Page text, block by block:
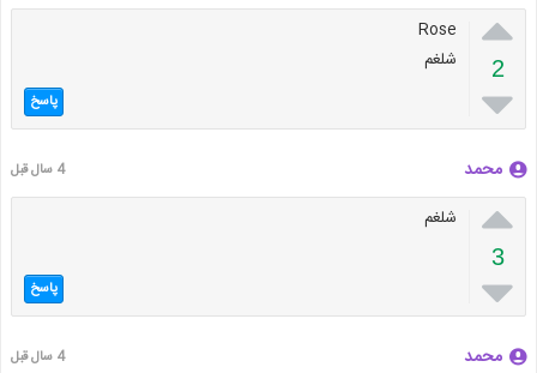

2

Rose
شلغم
پاسخ
محمد 4 سال قبل

3

شلغم
پاسخ
محمد 4 سال قبل